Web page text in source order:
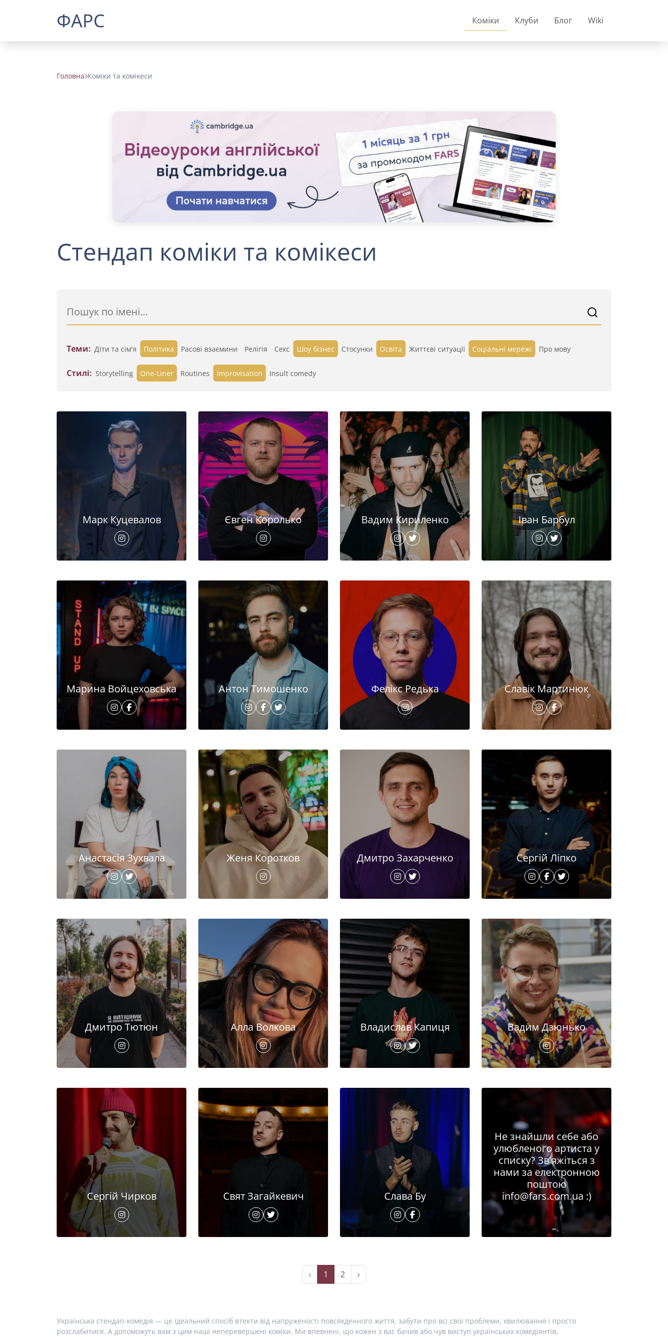
ФАРС Коміки Клуби Блог Wiki
Головна Коміки та комікеси
Стендап коміки та комікеси
Теми: Діти та сім'я Політика Расові взаємини Релігія Секс Шоу бізнес Стосунки Освіта Життєві ситуації Cоціальні мережі Про мову
Стилі: Storytelling One-Liner Routines Improvisation Insult comedy
Марк Куцевалов Євген Королько Вадим Кириленко Іван Барбул
Марина Войцеховська Антон Тимошенко Фелікс Редька Славік Мартинюк
Анастасія Зухвала Женя Коротков Дмитро Захарченко Сергій Ліпко
Дмитро Тютюн Алла Волкова Владислав Капиця Вадим Дзюнько
Сергій Чирков Свят Загайкевич Слава Бу
Не знайшли себе або
улюбленого артиста у
списку? Зв'яжіться з
нами за електронною
поштою
info@fars.com.ua :)
‹ 1 2 ›
Українська стендап-комедія — це ідеальний спосіб втекти від напруженості повсякденного життя, забути про всі свої проблеми, хвилювання і просто
розслабитися. А допоможуть вам з цим наші неперевершені коміки. Ми впевнені, що кожен з вас бачив або чув виступ українських комедіянтів,